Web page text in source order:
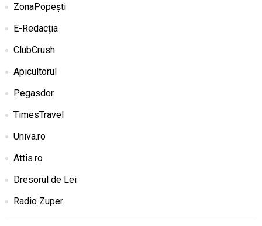
ZonaPopești
E-Redacția
ClubCrush
Apicultorul
Pegasdor
TimesTravel
Univa.ro
Attis.ro
Dresorul de Lei
Radio Zuper